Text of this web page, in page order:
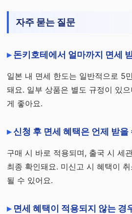
자주 묻는 질문
돈키호테에서 얼마까지 면세
일본 내 면세 한도는 일반적으로 5
돼요. 일부 상품은 별도 규정이 있
게 좋아요.
신청 후 면세 혜택은 언제 받을
구매 시 바로 적용되며, 출국 시 세
최종 확인돼요. 미신고 시 혜택이
될 수 있어요.
면세 혜택이 적용되지 않는 경